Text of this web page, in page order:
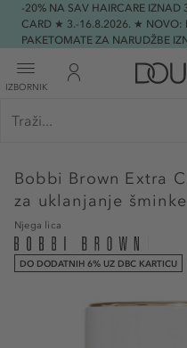
-20% NA SAV HAIRCARE
CARD ★ 3.-16.8.2026. ★ NOVO:
PAKETOMATE ZA NARUDŽBE
IZBORNIK
Bobbi Brown Extra
za uklanjanje šminke
Njega lica
DO DODATNIH 6% UZ DBC KARTICU